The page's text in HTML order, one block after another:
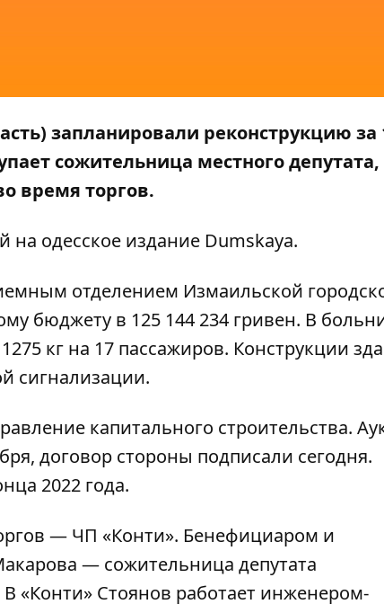
запланировали реконструкцию за
сожительница местного депутата,
время торгов.
на одесское издание Dumskaya.
отделением Измаильской
бюджету в 125 144 234 гривен. В
кг на 17 пассажиров. Конструкции
сигнализации.
капитального строительства.
договор стороны подписали сегодня.
2022 года.
— ЧП «Конти». Бенефициаром и
— сожительница депутата
«Конти» Стоянов работает инженером-